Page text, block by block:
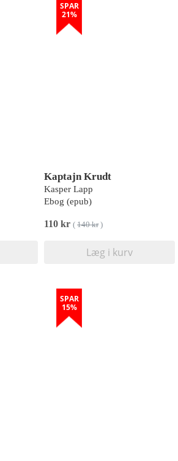
SPAR
21%
Kaptajn Krudt
Kasper Lapp
Ebog (epub)
110 kr ( 140 kr)
Læg i kurv
SPAR
15%